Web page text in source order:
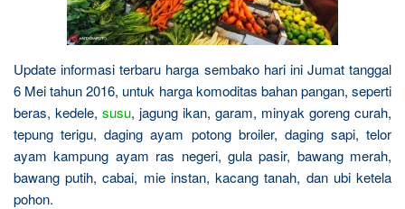
Update informasi terbaru harga sembako hari ini Jumat tanggal
6 Mei tahun 2016, untuk harga komoditas bahan pangan, seperti
beras, kedele, susu, jagung ikan, garam, minyak goreng curah,
tepung terigu, daging ayam potong broiler, daging sapi, telor
ayam kampung ayam ras negeri, gula pasir, bawang merah,
bawang putih, cabai, mie instan, kacang tanah, dan ubi ketela
pohon.